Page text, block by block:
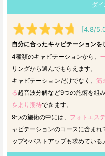
ダ
[4.8/
自分に合ったキャビテーションを
4種類のキャビテーションから、
リングから選んでもらえます。
キャビテーションだけでなく、 筋
る超音波分解など9つの施術を組
をより期待できます。
9つの施術の中には、 フォトエステ
ャビテーションのコースに含まれ
ップやバストアップも求めている